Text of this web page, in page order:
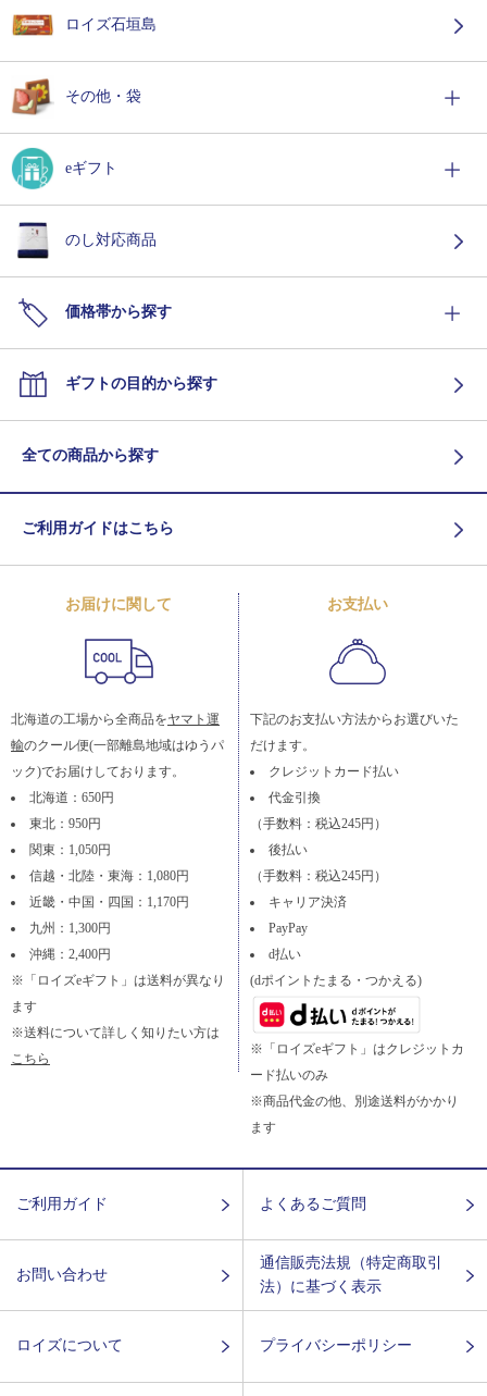
ロイズ石垣島
その他・袋
eギフト
のし対応商品
価格帯から探す
ギフトの目的から探す
全ての商品から探す
ご利用ガイドはこちら
お届けに関して
北海道の工場から全商品をヤマト運
輸のクール便(一部離島地域はゆうパ
ック)でお届けしております。
北海道：650円
東北：950円
関東：1,050円
信越・北陸・東海：1,080円
近畿・中国・四国：1,170円
九州：1,300円
沖縄：2,400円
※「ロイズeギフト」は送料が異なり
ます
※送料について詳しく知りたい方は
こちら
お支払い
下記のお支払い方法からお選びいた
だけます。
クレジットカード払い
代金引換
（手数料：税込245円）
後払い
（手数料：税込245円）
キャリア決済
PayPay
d払い
(dポイントたまる・つかえる)
※「ロイズeギフト」はクレジットカ
ード払いのみ
※商品代金の他、別途送料がかかり
ます
ご利用ガイド よくあるご質問
お問い合わせ
通信販売法規（特定商取引
法）に基づく表示
ロイズについて プライバシーポリシー